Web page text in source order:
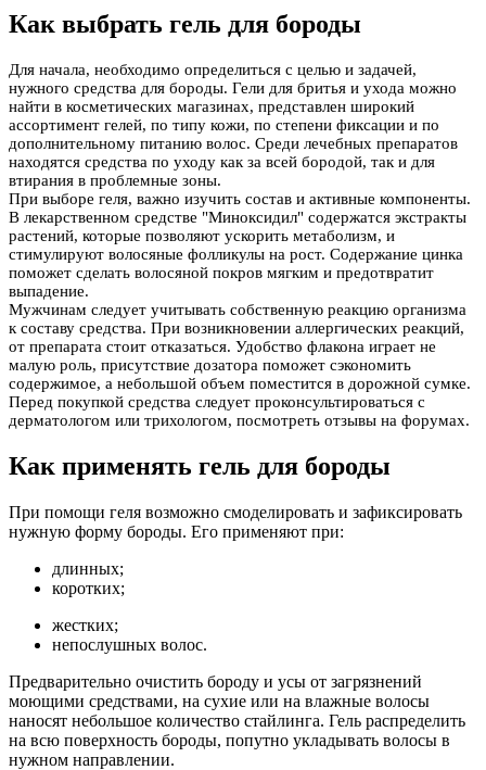
Как выбрать гель для бороды
Для начала, необходимо определиться с целью и задачей,
нужного средства для бороды. Гели для бритья и ухода можно
найти в косметических магазинах, представлен широкий
ассортимент гелей, по типу кожи, по степени фиксации и по
дополнительному питанию волос. Среди лечебных препаратов
находятся средства по уходу как за всей бородой, так и для
втирания в проблемные зоны.
При выборе геля, важно изучить состав и активные компоненты.
В лекарственном средстве "Миноксидил" содержатся экстракты
растений, которые позволяют ускорить метаболизм, и
стимулируют волосяные фолликулы на рост. Содержание цинка
поможет сделать волосяной покров мягким и предотвратит
выпадение.
Мужчинам следует учитывать собственную реакцию организма
к составу средства. При возникновении аллергических реакций,
от препарата стоит отказаться. Удобство флакона играет не
малую роль, присутствие дозатора поможет сэкономить
содержимое, а небольшой объем поместится в дорожной сумке.
Перед покупкой средства следует проконсультироваться с
дерматологом или трихологом, посмотреть отзывы на форумах.
Как применять гель для бороды
При помощи геля возможно смоделировать и зафиксировать
нужную форму бороды. Его применяют при:
длинных;
коротких;
жестких;
непослушных волос.
Предварительно очистить бороду и усы от загрязнений
моющими средствами, на сухие или на влажные волосы
наносят небольшое количество стайлинга. Гель распределить
на всю поверхность бороды, попутно укладывать волосы в
нужном направлении.